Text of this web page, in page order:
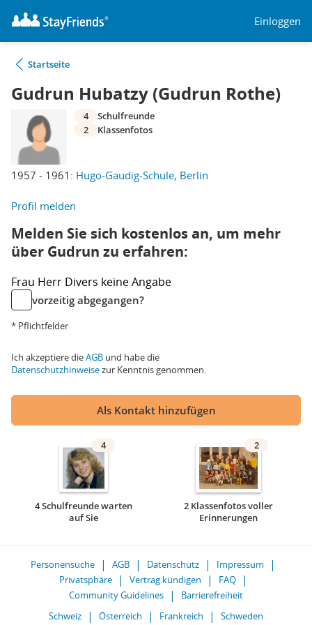
Einloggen
Startseite
Gudrun Hubatzy (Gudrun Rothe)
1957 - 1961: Hugo-Gaudig-Schule, Berlin
4
Schulfreunde
2
Klassenfotos
Profil melden
Melden Sie sich kostenlos an, um mehr
über Gudrun zu erfahren:
Frau Herr Divers keine Angabe
vorzeitig abgegangen?
* Pflichtfelder
Ich akzeptiere dieAGB und habe die
Datenschutzhinweisezur Kenntnis genommen.
Als Kontakt hinzufügen
4
4 Schulfreunde warten
auf Sie
2
2 Klassenfotos voller
Erinnerungen
Personensuche AGB Datenschutz
Impressum
Privatsphäre
Vertrag kündigen
FAQ
Community Guidelines
Barrierefreiheit
Schweiz
Österreich Frankreich Schweden